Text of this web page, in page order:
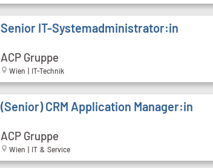
Senior IT-Systemadministrator:in
ACP Gruppe
Wien | IT-Technik
(Senior) CRM Application Manager:in
ACP Gruppe
Wien | IT & Service